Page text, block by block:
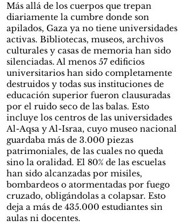
Más allá de los cuerpos que trepan
diariamente la cumbre donde son
apilados, Gaza ya no tiene universidades
activas. Bibliotecas, museos, archivos
culturales y casas de memoria han sido
silenciadas. Al menos 57 edificios
universitarios han sido completamente
destruidos y todas sus instituciones de
educación superior fueron clausuradas
por el ruido seco de las balas. Esto
incluye los centros de las universidades
Al-Aqsa y Al-Israa, cuyo museo nacional
guardaba más de 3.000 piezas
patrimoniales, de las cuales no queda
sino la oralidad. El 80% de las escuelas
han sido alcanzadas por misiles,
bombardeos o atormentadas por fuego
cruzado, obligándolas a colapsar. Esto
deja a más de 435.000 estudiantes sin
aulas ni docentes.